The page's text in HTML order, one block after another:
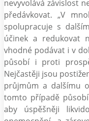
nevyvolává závislost
předávkovat. „V
spolupracuje s
účinek a redukovat
vhodné podávat i v
působí i proti
Nejčastěji jsou
průjmům a dalšímu
tomto případě
aby úspěšněji